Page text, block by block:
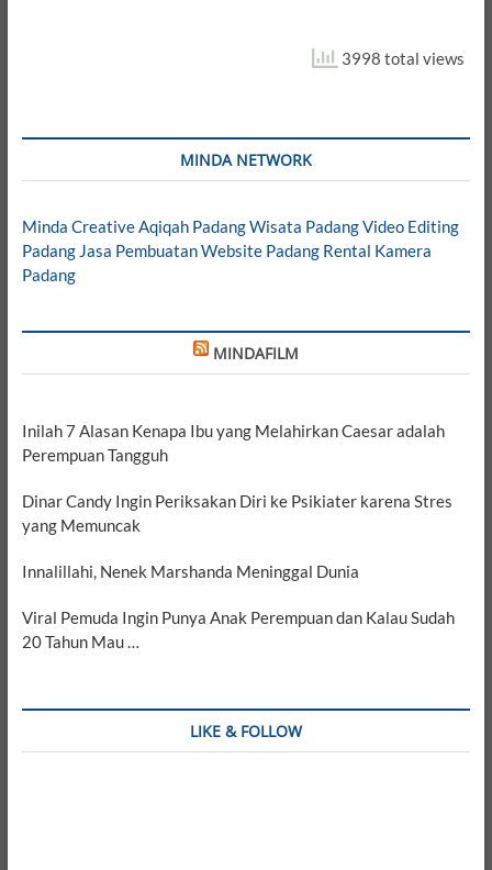
3998 total views
MINDA NETWORK
Minda CreativeAqiqah PadangWisata PadangVideo Editing
Padang Jasa Pembuatan Website Padang Rental Kamera
Padang
MINDAFILM
Inilah 7 Alasan Kenapa Ibu yang Melahirkan Caesar adalah
Perempuan Tangguh
Dinar Candy Ingin Periksakan Diri ke Psikiater karena Stres
yang Memuncak
Innalillahi, Nenek Marshanda Meninggal Dunia
Viral Pemuda Ingin Punya Anak Perempuan dan Kalau Sudah
20 Tahun Mau …
LIKE & FOLLOW